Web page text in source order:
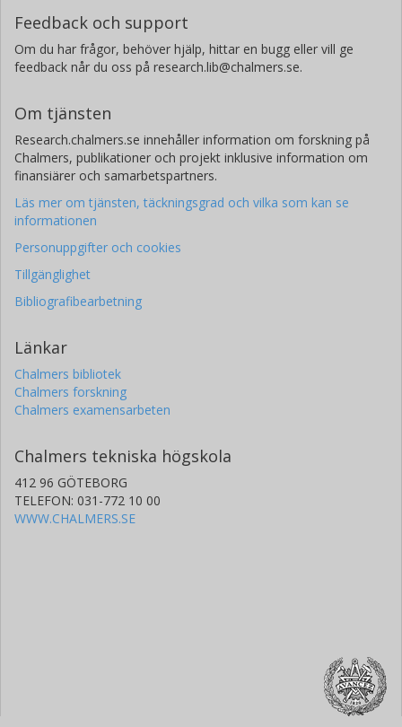
Feedback och support
Om du har frågor, behöver hjälp, hittar en bugg eller vill ge
feedback når du oss på research.lib@chalmers.se.
Om tjänsten
Research.chalmers.se innehåller information om forskning på
Chalmers, publikationer och projekt inklusive information om
finansiärer och samarbetspartners.
Läs mer om tjänsten, täckningsgrad och vilka som kan se
informationen
Personuppgifter och cookies
Tillgänglighet
Bibliografibearbetning
Länkar
Chalmers bibliotek
Chalmers forskning
Chalmers examensarbeten
Chalmers tekniska högskola
412 96 GÖTEBORG
TELEFON: 031-772 10 00
WWW.CHALMERS.SE